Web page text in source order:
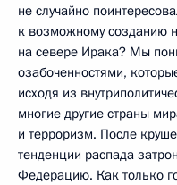
не случайно
к возможному созданию
на севере Ирака? Мы
озабоченностями,
исходя из
многие другие страны
и терроризм. После
тенденции распада
Федерацию. Как только